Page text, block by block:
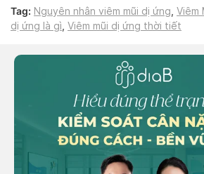
Tag: Nguyên nhân viêm mũi dị ứng Viêm
dị ứng là gì Viêm mũi dị ứng thời tiết